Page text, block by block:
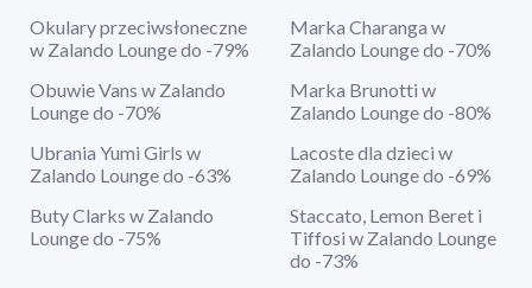
Okulary przeciwsłoneczne
w Zalando Lounge do -79%
Marka Charanga w
Zalando Lounge do -70%
Obuwie Vans w Zalando
Lounge do -70%
Marka Brunotti w
Zalando Lounge do -80%
Ubrania Yumi Girls w
Zalando Lounge do -63%
Lacoste dla dzieci w
Zalando Lounge do -69%
Buty Clarks w Zalando
Lounge do -75%
Staccato, Lemon Beret i
Tiffosi w Zalando Lounge
do -73%